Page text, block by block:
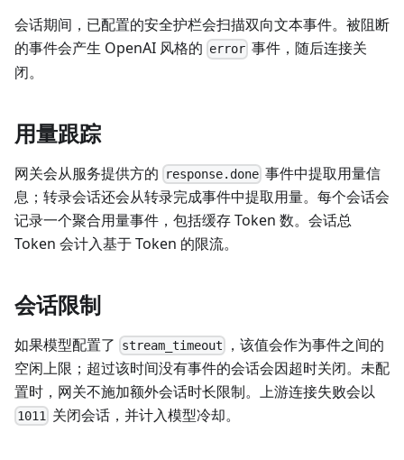
会话期间，已配置的安全护栏会扫描双向文本事件。被阻断
的事件会产生 OpenAI 风格的 error 事件，随后连接关
闭。
用量跟踪
网关会从服务提供方的 response.done 事件中提取用量信
息；转录会话还会从转录完成事件中提取用量。每个会话会
记录一个聚合用量事件，包括缓存 Token 数。会话总
Token 会计入基于 Token 的限流。
会话限制
如果模型配置了 stream_timeout
，该值会作为事件之间的
空闲上限；超过该时间没有事件的会话会因超时关闭。未配
置时，网关不施加额外会话时长限制。上游连接失败会以
1011 关闭会话，并计入模型冷却。